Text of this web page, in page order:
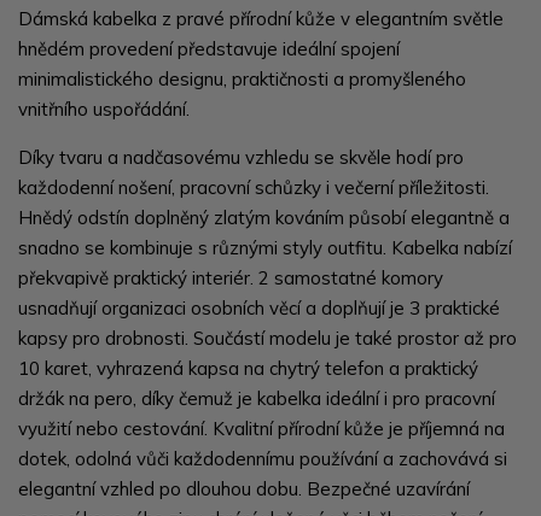
Dámská kabelka z pravé přírodní kůže v elegantním světle
hnědém provedení představuje ideální spojení
minimalistického designu, praktičnosti a promyšleného
vnitřního uspořádání.
Díky tvaru a nadčasovému vzhledu se skvěle hodí pro
každodenní nošení, pracovní schůzky i večerní příležitosti.
Hnědý odstín doplněný zlatým kováním působí elegantně a
snadno se kombinuje s různými styly outfitu. Kabelka nabízí
překvapivě praktický interiér. 2 samostatné komory
usnadňují organizaci osobních věcí a doplňují je 3 praktické
kapsy pro drobnosti. Součástí modelu je také prostor až pro
10 karet, vyhrazená kapsa na chytrý telefon a praktický
držák na pero, díky čemuž je kabelka ideální i pro pracovní
využití nebo cestování. Kvalitní přírodní kůže je příjemná na
dotek, odolná vůči každodennímu používání a zachovává si
elegantní vzhled po dlouhou dobu. Bezpečné uzavírání